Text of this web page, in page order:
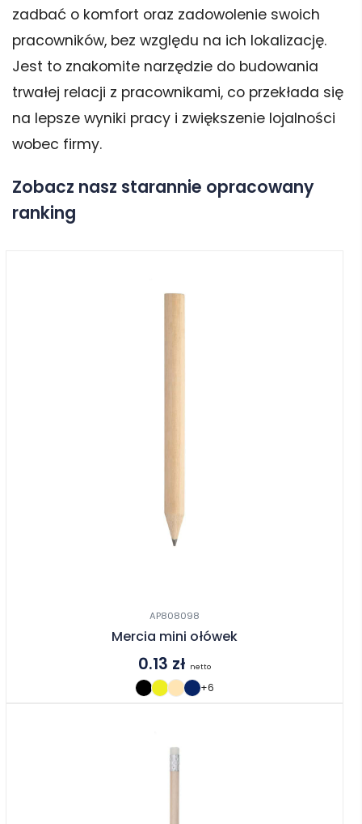
zadbać o komfort oraz zadowolenie swoich
pracowników, bez względu na ich lokalizację.
Jest to znakomite narzędzie do budowania
trwałej relacji z pracownikami, co przekłada się
na lepsze wyniki pracy i zwiększenie lojalności
wobec firmy.
Zobacz nasz starannie opracowany
ranking
AP808098
Mercia mini ołówek
0.13 zł netto
+6